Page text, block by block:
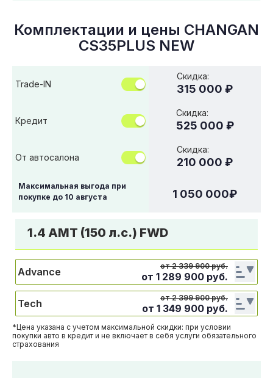
Комплектации и цены CHANGAN
CS35PLUS NEW
Trade-IN
Скидка:
315 000 ₽
Кредит
Скидка:
525 000 ₽
От автосалона
Скидка:
210 000 ₽
Максимальная выгода при
покупке до 10 августа 1 050 000₽
1.4 AMT (150 л.с.) FWD
Advance от 2 339 900 руб.
от 1 289 900 руб.
Tech от 2 399 900 руб.
от 1 349 900 руб.
*Цена указана с учетом максимальной скидки: при условии
покупки авто в кредит и не включает в себя услуги обязательного
страхования